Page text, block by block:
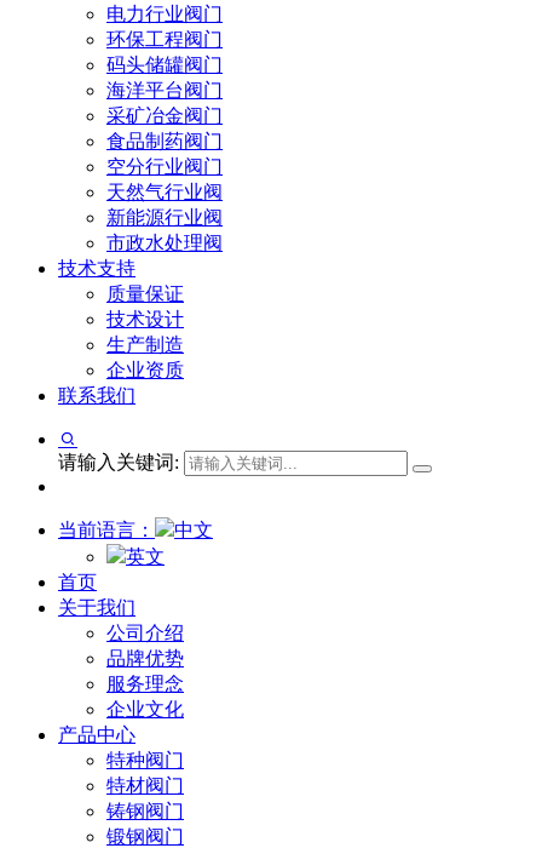
电力行业阀门
环保工程阀门
码头储罐阀门
海洋平台阀门
采矿冶金阀门
食品制药阀门
空分行业阀门
天然气行业阀
新能源行业阀
市政水处理阀
技术支持
质量保证
技术设计
生产制造
企业资质
联系我们
请输入关键词:
当前语言：
中文
英文
首页
关于我们
公司介绍
品牌优势
服务理念
企业文化
产品中心
特种阀门
特材阀门
铸钢阀门
锻钢阀门